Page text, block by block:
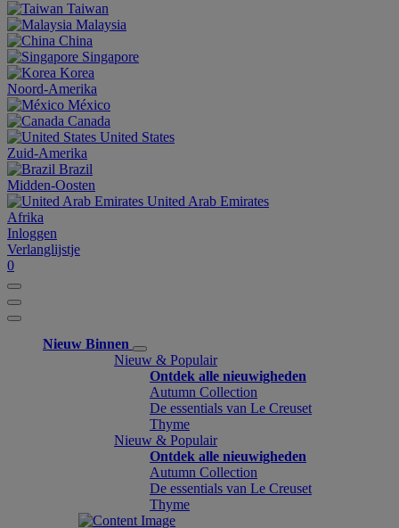
Taiwan
Malaysia
China
Singapore
Korea
Noord-Amerika
México
Canada
United States
Zuid-Amerika
Brazil
Midden-Oosten
United Arab Emirates
Afrika
Inloggen
Verlanglijstje
0
Nieuw Binnen
Nieuw & Populair
Ontdek alle nieuwigheden
Autumn Collection
De essentials van Le Creuset
Thyme
Nieuw & Populair
Ontdek alle nieuwigheden
Autumn Collection
De essentials van Le Creuset
Thyme